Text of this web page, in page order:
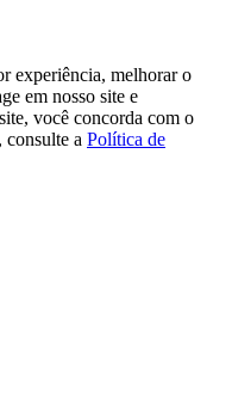
experiência, melhorar o
em nosso site e
você concorda com o
consulte a Política de